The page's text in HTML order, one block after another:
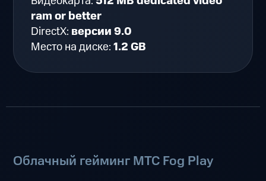
ram or better
DirectX: версии 9.0
Место на диске:1.2 GB
Облачный гейминг МТС Fog Play